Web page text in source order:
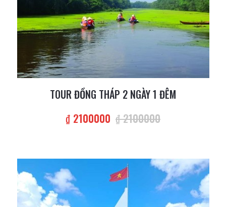
TOUR ĐỒNG THÁP 2 NGÀY 1 ĐÊM
₫ 2100000 ₫ 2100000